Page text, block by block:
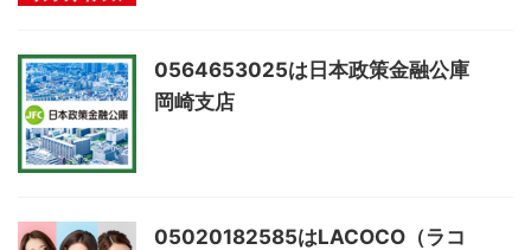
0564653025は日本政策金融公庫
岡崎支店
05020182585はLACOCO（ラコ